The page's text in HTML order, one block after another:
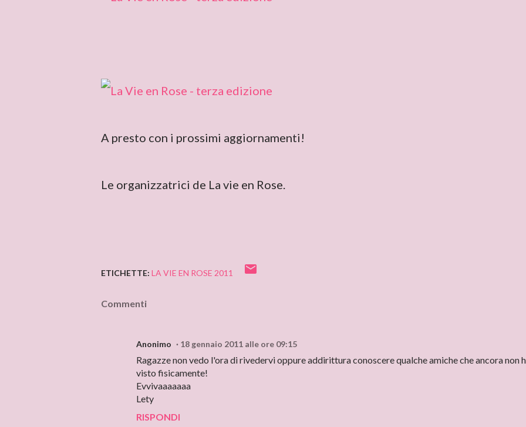
A presto con i prossimi aggiornamenti!
Le organizzatrici de La vie en Rose.
ETICHETTE: LA VIE EN ROSE 2011
Commenti
Anonimo 18 gennaio 2011 alle ore 09:15
Ragazze non vedo l'ora di rivedervi oppure addirittura conoscere qualche amiche che ancora non
visto fisicamente!
Evvivaaaaaaa
Lety
RISPONDI